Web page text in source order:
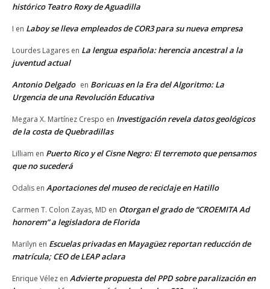
histórico Teatro Roxy de Aguadilla
I en Laboy se lleva empleados de COR3 para su nueva empresa
Lourdes Lagares en La lengua española: herencia ancestral a la
juventud actual
Antonio Delgado en Boricuas en la Era del Algoritmo: La
Urgencia de una Revolución Educativa
Megara X. Martínez Crespo en Investigación revela datos geológicos
de la costa de Quebradillas
Lilliam en Puerto Rico y el Cisne Negro: El terremoto que pensamos
que no sucederá
Odalis en Aportaciones del museo de reciclaje en Hatillo
Carmen T. Colon Zayas, MD en Otorgan el grado de “CROEMITA Ad
honorem” a legisladora de Florida
Marilyn en Escuelas privadas en Mayagüez reportan reducción de
matrícula; CEO de LEAP aclara
Enrique Vélez en Advierte propuesta del PPD sobre paralización en